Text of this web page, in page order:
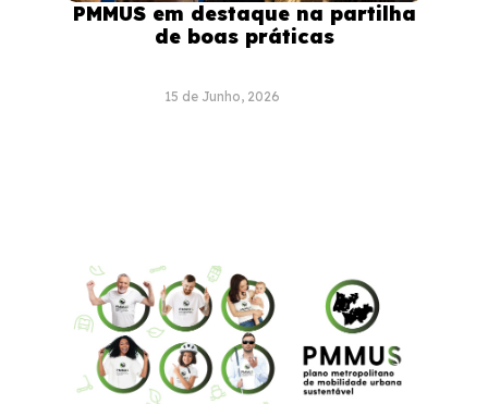
PMMUS em destaque na partilha
de boas práticas
15 de Junho, 2026